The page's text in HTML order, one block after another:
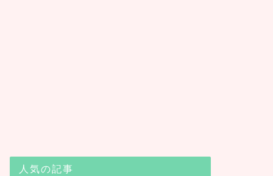
人気の記事